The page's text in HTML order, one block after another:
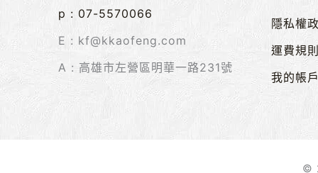
p : 07-5570066
E : kf@kkaofeng.com
A : 高雄市左營區明華一路231號
隱私權
運費規
我的帳戶
©